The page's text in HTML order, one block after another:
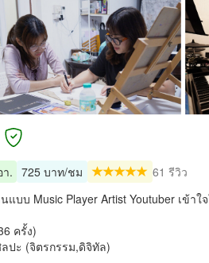
า. 725 บาท/ชม
61 รีวิว
แบบ Music Player Artist Youtuber เข้
ครั้ง)
ปะ (จิตรกรรม,ดิจิทัล)